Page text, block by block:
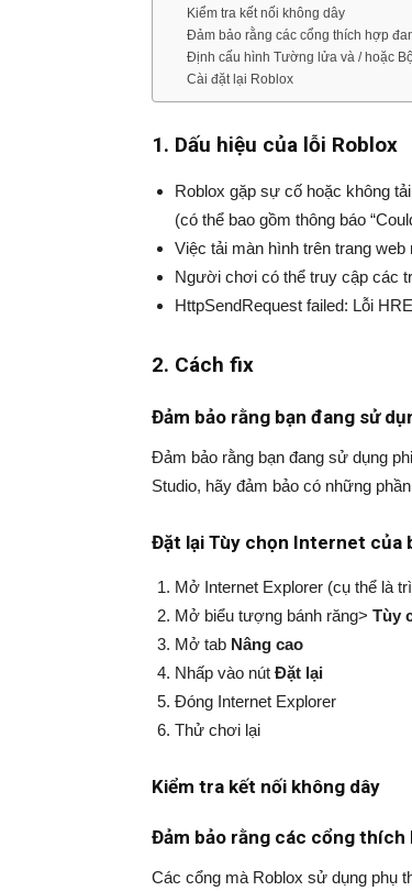
Kiểm tra kết nối không dây
Đảm bảo rằng các cổng thích hợp
Định cấu hình Tường lửa và / hoặc
Cài đặt lại Roblox
1. Dấu hiệu của lỗi Roblox
Roblox gặp sự cố hoặc không
(có thể bao gồm thông báo
Việc tải màn hình trên trang
Người chơi có thể truy cập các
HttpSendRequest failed: Lỗi
2. Cách fix
Đảm bảo rằng bạn đang sử
Đảm bảo rằng bạn đang sử dụng
Studio, hãy đảm bảo có những
Đặt lại Tùy chọn Internet của
Mở Internet Explorer (cụ thể là
Mở biểu tượng bánh răng> Tùy
Mở tab Nâng cao
Nhấp vào nút Đặt lại
Đóng Internet Explorer
Thử chơi lại
Kiểm tra kết nối không dây
Đảm bảo rằng các cổng thích
Các cổng mà Roblox sử dụng phụ